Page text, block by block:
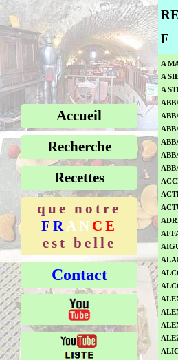
F
A
A
A
A
Accueil
Recherche
Recettes
que notre
FRAN CE
est belle
Contact